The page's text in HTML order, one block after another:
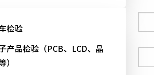
检验
产品检验（PCB、LCD、晶
）
国家